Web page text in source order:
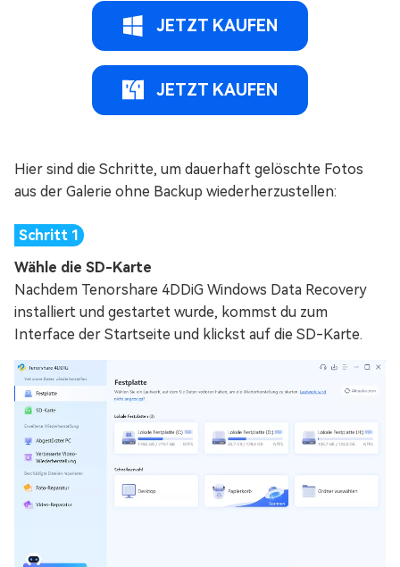
JETZT KAUFEN
JETZT KAUFEN
Hier sind die Schritte, um dauerhaft gelöschte Fotos
aus der Galerie ohne Backup wiederherzustellen:
Wähle die SD-Karte
Nachdem Tenorshare 4DDiG Windows Data Recovery
installiert und gestartet wurde, kommst du zum
Interface der Startseite und klickst auf die SD-Karte.